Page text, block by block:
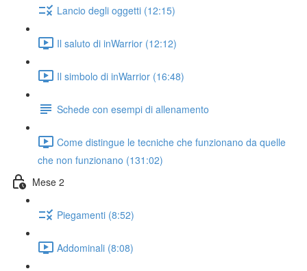
Lancio degli oggetti (12:15)
Il saluto di inWarrior (12:12)
Il simbolo di inWarrior (16:48)
Schede con esempi di allenamento
Come distingue le tecniche che funzionano da quelle
che non funzionano (131:02)
Mese 2
Piegamenti (8:52)
Addominali (8:08)